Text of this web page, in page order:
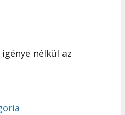
nélkül az